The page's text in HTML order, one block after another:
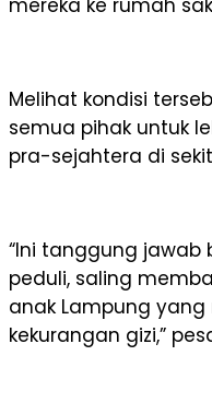
mereka ke rumah
Melihat kondisi
semua pihak untuk
pra-sejahtera di
“Ini tanggung jawab
peduli, saling
anak Lampung
kekurangan gizi,”